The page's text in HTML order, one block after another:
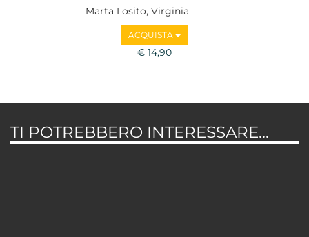
Marta Losito, Virginia
Montemaggi, Valerio
Mazzei, Alessandro Montesi,
Sespo, Gianmarco Zagato
ACQUISTA
€ 14,90
TI POTREBBERO INTERESSARE...